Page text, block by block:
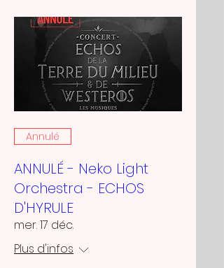
Annulé
ANNULÉ - Neko Light
Orchestra - ECHOS
D'HYRULE
mer. 17 déc.
Plus d'infos